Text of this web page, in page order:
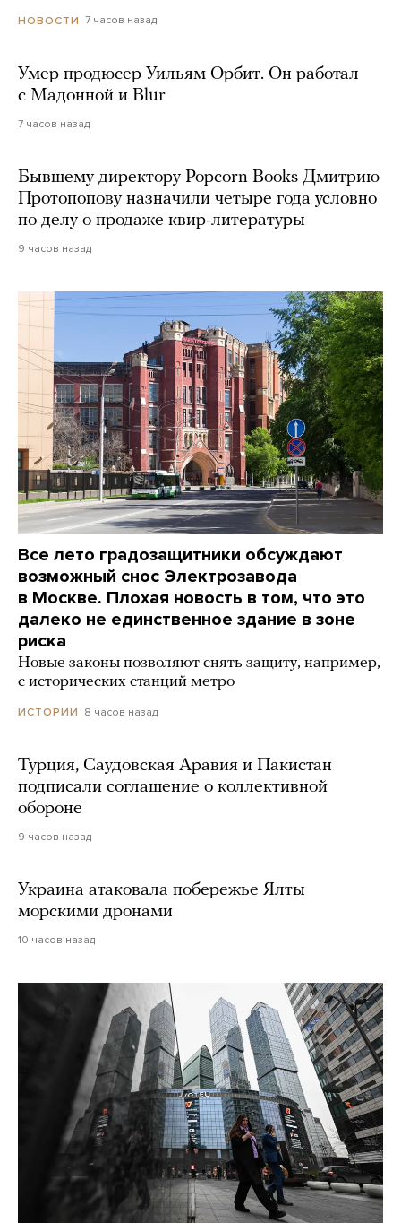
НОВОСТИ 7 часов назад
Умер продюсер Уильям Орбит. Он работал
с Мадонной и Blur
7 часов назад
Бывшему директору Popcorn Books Дмитрию
Протопопову назначили четыре года условно
по делу о продаже квир-литературы
9 часов назад
Все лето градозащитники обсуждают
возможный снос Электрозавода
в Москве. Плохая новость в том, что это
далеко не единственное здание в зоне
риска
Новые законы позволяют снять защиту, например,
с исторических станций метро
ИСТОРИИ 8 часов назад
Турция, Саудовская Аравия и Пакистан
подписали соглашение о коллективной
обороне
9 часов назад
Украина атаковала побережье Ялты
морскими дронами
10 часов назад